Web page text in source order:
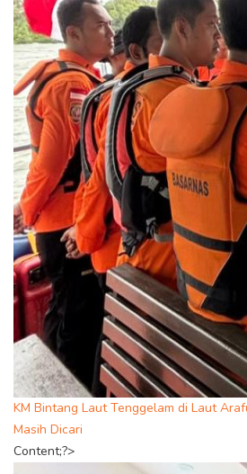
KM Bintang Laut Tenggelam di Laut
Masih Dicari
Content;?>